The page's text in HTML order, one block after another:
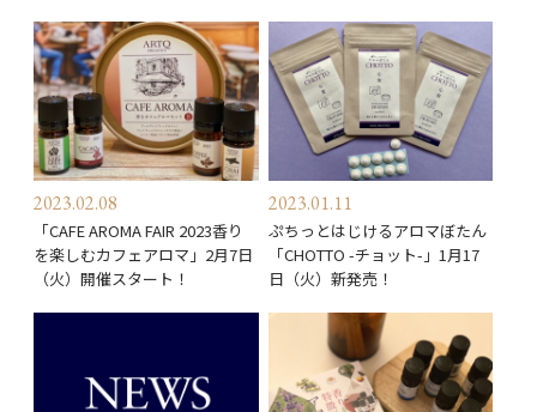
2023.02.08
「CAFE AROMA FAIR 2023香り
を楽しむカフェアロマ」2月7日
（火）開催スタート！
2023.01.11
ぷちっとはじけるアロマぼたん
「CHOTTO -チョット-」1月17
日（火）新発売！